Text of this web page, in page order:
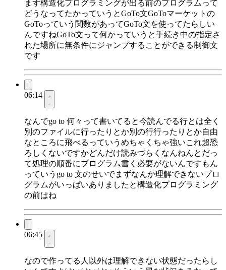
まず構造化プログラミングが出る前のプログラムって
どうなってたかっていうとGoTo文GoToマーケットの
GoToっていう関数があってGoTo文を使ってたらしい
んですねGoTo文って何かっていうと手続き中の指定さ
れた場所に無条件にジャンプすることができる制御文
です
06:14
なんでgo to 何々って書いてると今読んでる行とは全く
別のファイルに行ったりとか別の行行ったりとか自由
なところに飛べるっていうめちゃくちゃ強いこれ超恐
ろしくないですかどんだけ読みづらくなんねんとだっ
て処理の順番にプログラム書く必要がないんですもん
っていうgo to 文のせいでまずなんか理解できないプロ
グラムがいっぱいありましたと構造化プログラミング
の前はね
06:45
なので作ってる人以外は理解できない状態だったらし